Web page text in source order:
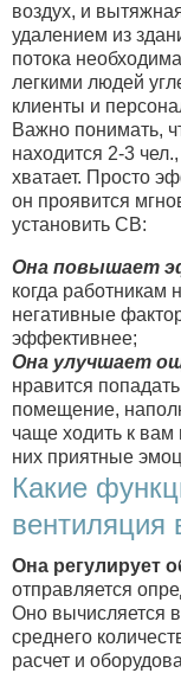
воздух, и
удалением из
потока
легкими людей
клиенты и
Важно понимать,
находится 2-3
хватает. Просто
он проявится
установить СВ:
Она повышает
когда работникам
негативные
эффективнее;
Она улучшает
нравится
помещение,
чаще ходить к вам
них приятные
Какие
вентиляция
Она регулирует
отправляется
Оно вычисляется
среднего
расчет и